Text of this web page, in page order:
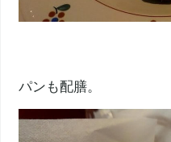
パンも配膳。